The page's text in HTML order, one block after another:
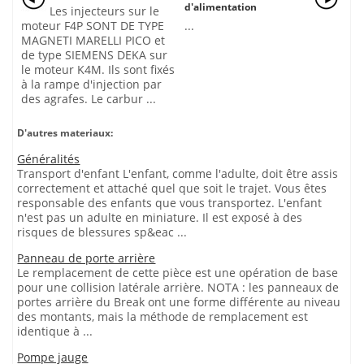
Les injecteurs sur le
moteur F4P SONT DE TYPE
MAGNETI MARELLI PICO et
de type SIEMENS DEKA sur
le moteur K4M. Ils sont fixés
à la rampe d'injection par
des agrafes. Le carbur ...
d'alimentation
...
D'autres materiaux:
Généralités
Transport d'enfant L'enfant, comme l'adulte, doit être assis
correctement et attaché quel que soit le trajet. Vous êtes
responsable des enfants que vous transportez. L'enfant
n'est pas un adulte en miniature. Il est exposé à des
risques de blessures sp&eac ...
Panneau de porte arrière
Le remplacement de cette pièce est une opération de base
pour une collision latérale arrière. NOTA : les panneaux de
portes arrière du Break ont une forme différente au niveau
des montants, mais la méthode de remplacement est
identique à ...
Pompe jauge